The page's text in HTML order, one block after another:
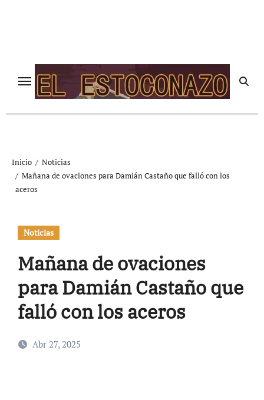
Inicio
Noticias
Mañana de ovaciones para Damián Castaño que falló con los
aceros
Noticias
Mañana de ovaciones
para Damián Castaño que
falló con los aceros
Abr 27, 2025